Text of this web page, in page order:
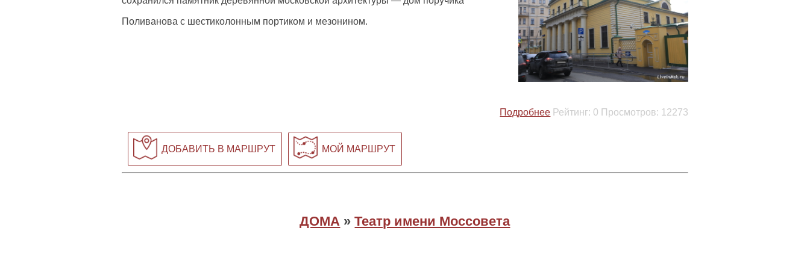
Поливанова с шестиколонным портиком и мезонином.
Подробнее Рейтинг: 0 Просмотров: 12273
ДОБАВИТЬ В МАРШРУТ МОЙ МАРШРУТ
ДОМА » Театр имени Моссовета